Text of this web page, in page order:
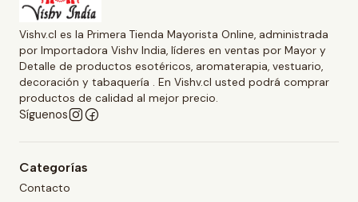
Vishv.cl es la Primera Tienda Mayorista Online, administrada
por Importadora Vishv India, líderes en ventas por Mayor y
Detalle de productos esotéricos, aromaterapia, vestuario,
decoración y tabaquería . En Vishv.cl usted podrá comprar
productos de calidad al mejor precio.
Síguenos
Categorías
Contacto